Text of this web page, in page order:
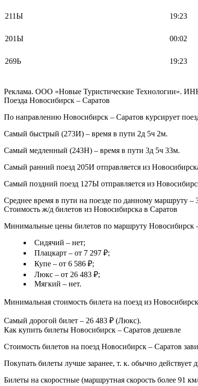
211Ы
19:23
201Ы
00:02
269Ь
19:23
Реклама. ООО «Новые Туристические Технологии».
Поезда Новосибирск – Саратов
По направлению Новосибирск – Саратов курсирует
Самый быстрый (273И) – время в пути 2д 5ч 2м.
Самый медленный (243Н) – время в пути 3д 5ч 33м.
Самый ранний поезд 205И отправляется из
Самый поздний поезд 127Ы отправляется из
Среднее время в пути на поезде по данному маршруту –
Стоимость ж/д билетов из Новосибирска в Саратов
Минимальные цены билетов по маршруту Новосибирск
Сидячий – нет;
Плацкарт – от 7 297 ₽;
Купе – от 6 586 ₽;
Люкс – от 26 483 ₽;
Мягкий – нет.
Минимальная стоимость билета на поезд из
Самый дорогой билет – 26 483 ₽ (Люкс).
Как купить билеты Новосибирск – Саратов дешевле
Стоимость билетов на поезд Новосибирск – Саратов
Покупать билеты лучше заранее, т. к. обычно
Билеты на скоростные (маршрутная скорость более 91